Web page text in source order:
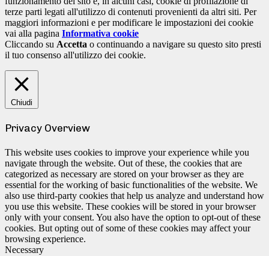
terze parti legati all'utilizzo di contenuti provenienti da altri siti. Per
maggiori informazioni e per modificare le impostazioni dei cookie
vai alla pagina Informativa cookie
Cliccando su Accetta o continuando a navigare su questo sito presti
il tuo consenso all'utilizzo dei cookie.
Chiudi
Privacy Overview
This website uses cookies to improve your experience while you
navigate through the website. Out of these, the cookies that are
categorized as necessary are stored on your browser as they are
essential for the working of basic functionalities of the website. We
also use third-party cookies that help us analyze and understand how
you use this website. These cookies will be stored in your browser
only with your consent. You also have the option to opt-out of these
cookies. But opting out of some of these cookies may affect your
browsing experience.
Necessary